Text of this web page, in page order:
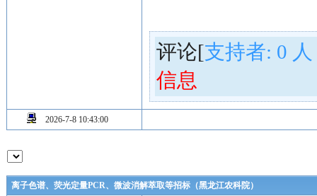
评论[支持者: 0 人
信息
2026-7-8 10:43:00
离子色谱、荧光定量PCR、微波消解萃取等招标（黑龙江农科院）